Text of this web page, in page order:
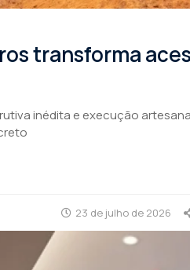
transforma
inédita e execução
23 de julho de 2026